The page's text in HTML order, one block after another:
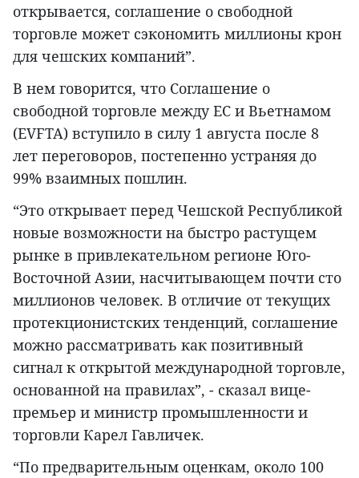
открывается, соглашение о свободной
торговле может сэкономить миллионы крон
для чешских компаний”.
В нем говорится, что Соглашение о
свободной торговле между ЕС и Вьетнамом
(EVFTA) вступило в силу 1 августа после 8
лет переговоров, постепенно устраняя до
99% взаимных пошлин.
“Это открывает перед Чешской Республикой
новые возможности на быстро растущем
рынке в привлекательном регионе Юго-
Восточной Азии, насчитывающем почти сто
миллионов человек. В отличие от текущих
протекционистских тенденций, соглашение
можно рассматривать как позитивный
сигнал к открытой международной торговле,
основанной на правилах”, - сказал вице-
премьер и министр промышленности и
торговли Карел Гавличек.
“По предварительным оценкам, около 100